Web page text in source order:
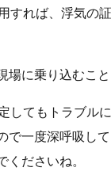
すれば、浮気の
場に乗り込むこと
してもトラブル
で一度深呼吸し
くださいね。